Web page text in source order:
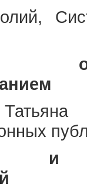
и